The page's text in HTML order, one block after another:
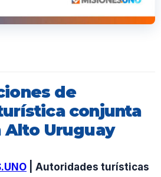
de
conjunta
Alto Uruguay
| Autoridades turísticas